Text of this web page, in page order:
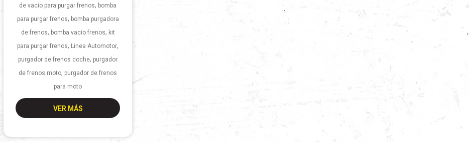
de vacio para purgar frenos, bomba
para purgar frenos, bomba purgadora
de frenos, bomba vacio frenos, kit
para purgar frenos, Linea Automotor,
purgador de frenos coche, purgador
de frenos moto, purgador de frenos
para moto
VER MÁS